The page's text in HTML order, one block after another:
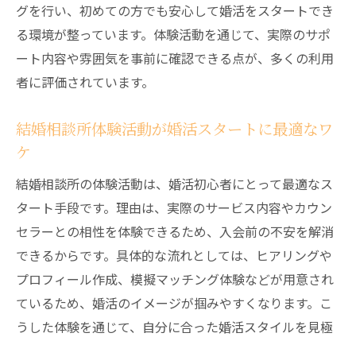
婚活初心者が結婚相談所体験から得られる
安心ポイント
体験活動で見極める結婚相談所の信頼性と
は
千歳市の結婚相談所で安心して活動を始め
る方法
応力
結婚相談所の体験が千歳市中央で叶える出会い
結婚相談所体験活動が出会いの幅を広げる
ポイント
千歳市の婚活で結婚相談所体験が活きる場
面
グを行い、初めての方でも安心して婚活をスタートでき
る環境が整っています。体験活動を通じて、実際のサポ
ート内容や雰囲気を事前に確認できる点が、多くの利用
者に評価されています。
結婚相談所体験活動が婚活スタートに最適なワ
ケ
結婚相談所の体験活動は、婚活初心者にとって最適なス
タート手段です。理由は、実際のサービス内容やカウン
セラーとの相性を体験できるため、入会前の不安を解消
できるからです。具体的な流れとしては、ヒアリングや
プロフィール作成、模擬マッチング体験などが用意され
ているため、婚活のイメージが掴みやすくなります。こ
うした体験を通じて、自分に合った婚活スタイルを見極